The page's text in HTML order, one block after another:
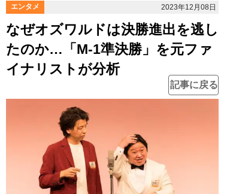
エンタメ 2023年12月08日
なぜオズワルドは決勝進出を逃し
たのか…「M-1準決勝」を元ファ
イナリストが分析
記事に戻る